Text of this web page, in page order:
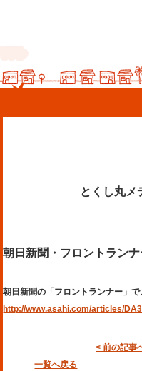
オススメリンク
お問合せ
とくし丸メ
朝日新聞・フロントランナ
朝日新聞の「フロントランナー」で
http://www.asahi.com/articles/
< 前の記事
一覧へ戻る